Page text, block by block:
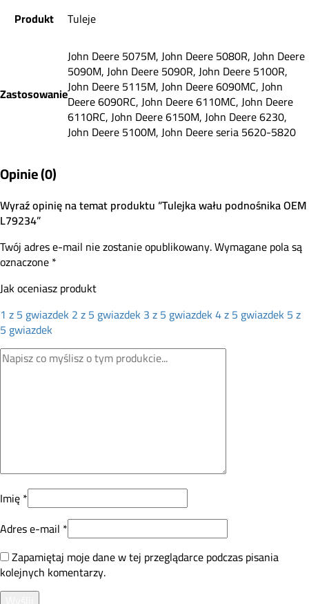
Produkt
Tuleje
Zastosowanie
John Deere 5075M, John Deere 5080R, John Deere
5090M, John Deere 5090R, John Deere 5100R,
John Deere 5115M, John Deere 6090MC, John
Deere 6090RC, John Deere 6110MC, John Deere
6110RC, John Deere 6150M, John Deere 6230,
John Deere 5100M, John Deere seria 5620-5820
Opinie (0)
Wyraź opinię na temat produktu “Tulejka wału podnośnika OEM
L79234”
Twój adres e-mail nie zostanie opublikowany.Wymagane pola są
oznaczone*
Jak oceniasz produkt
1 z 5 gwiazdek2 z 5 gwiazdek3 z 5 gwiazdek4 z 5 gwiazdek5 z
5 gwiazdek
Imię*
Adres e-mail *
Zapamiętaj moje dane w tej przeglądarce podczas pisania
kolejnych komentarzy.